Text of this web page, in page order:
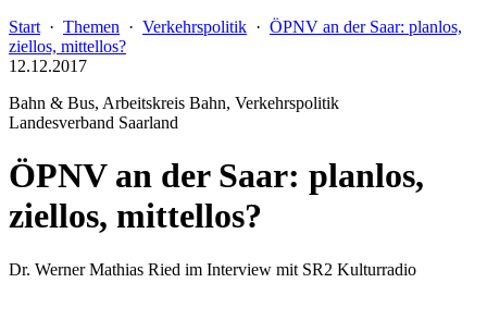
Start · Themen · Verkehrspolitik · ÖPNV an der Saar: planlos,
ziellos, mittellos?
12.12.2017
Bahn & Bus, Arbeitskreis Bahn, Verkehrspolitik
Landesverband Saarland
ÖPNV an der Saar: planlos,
ziellos, mittellos?
Dr. Werner Mathias Ried im Interview mit SR2 Kulturradio